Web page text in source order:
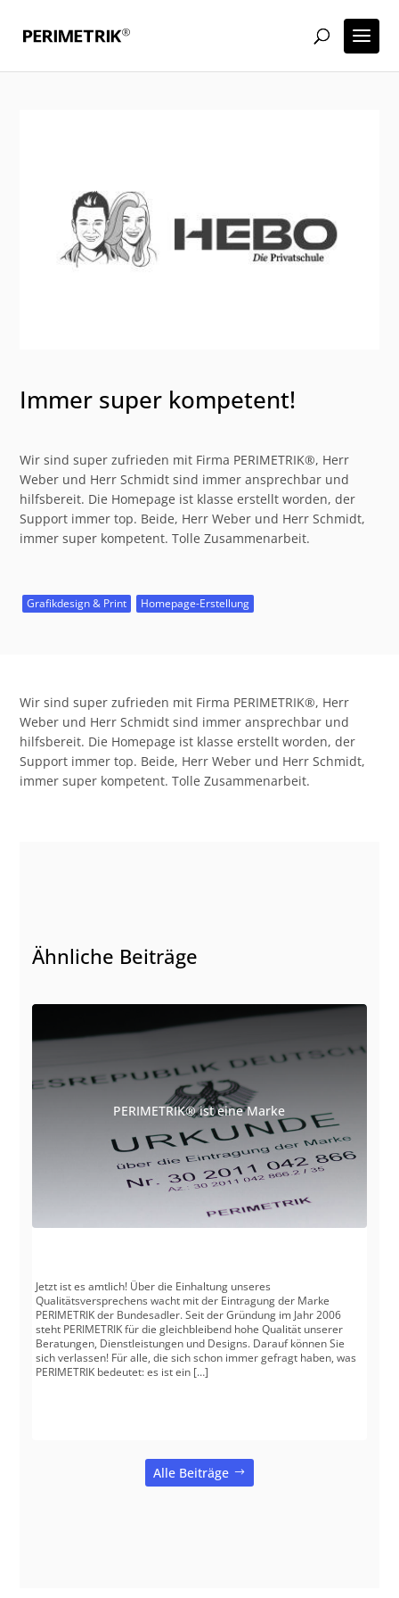
Immer super kompetent!
Wir sind super zufrieden mit Firma PERIMETRIK®, Herr
Weber und Herr Schmidt sind immer ansprechbar und
hilfsbereit. Die Homepage ist klasse erstellt worden, der
Support immer top. Beide, Herr Weber und Herr Schmidt,
immer super kompetent. Tolle Zusammenarbeit.
Grafikdesign & Print Homepage-Erstellung
Wir sind super zufrieden mit Firma PERIMETRIK®, Herr
Weber und Herr Schmidt sind immer ansprechbar und
hilfsbereit. Die Homepage ist klasse erstellt worden, der
Support immer top. Beide, Herr Weber und Herr Schmidt,
immer super kompetent. Tolle Zusammenarbeit.
Ähnliche Beiträge
PERIMETRIK® ist eine Marke
Jetzt ist es amtlich! Über die Einhaltung unseres
Qualitätsversprechens wacht mit der Eintragung der Marke
PERIMETRIK der Bundesadler. Seit der Gründung im Jahr 2006
steht PERIMETRIK für die gleichbleibend hohe Qualität unserer
Beratungen, Dienstleistungen und Designs. Darauf können Sie
sich verlassen! Für alle, die sich schon immer gefragt haben, was
PERIMETRIK bedeutet: es ist ein […]
Alle Beiträge